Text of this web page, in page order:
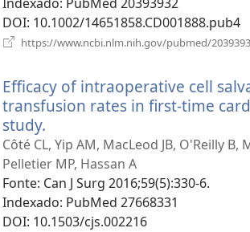
Indexado‎: PubMed 20393932
DOI‎: 10.1002/14651858.CD001888.pub4
https://www.ncbi.nlm.nih.gov/pubmed/
Efficacy of intraoperative cell
transfusion rates in first-time
study.
uma
nova
janela)
Côté CL, Yip AM, MacLeod JB, O'Reilly
Pelletier MP, Hassan A
Fonte‎: Can J Surg 2016;59(5):330-6.
Indexado‎: PubMed 27668331
DOI‎: 10.1503/cjs.002216